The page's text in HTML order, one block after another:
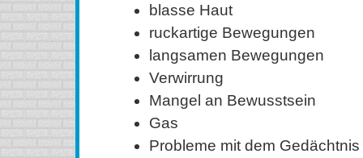
blasse Haut
ruckartige Bewegungen
langsamen Bewegungen
Verwirrung
Mangel an Bewusstsein
Gas
Probleme mit dem Gedächtnis